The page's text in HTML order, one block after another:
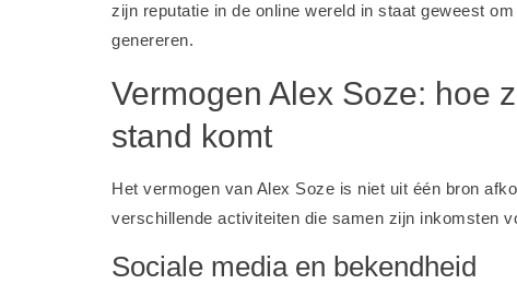
zijn reputatie in de online wereld in staat geweest
genereren.
Vermogen Alex Soze: hoe
stand komt
Het vermogen van Alex Soze is niet uit één bron
verschillende activiteiten die samen zijn inkomsten
Sociale media en bekendheid